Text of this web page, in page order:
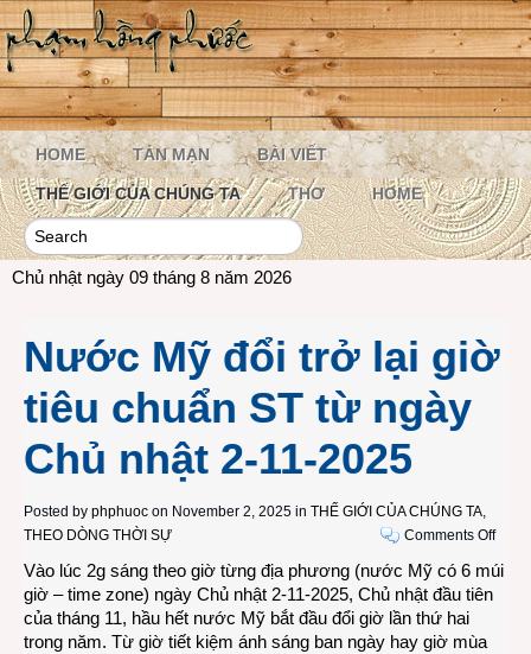
HOME TẢN MẠN BÀI VIẾT
THẾ GIỚI CỦA CHÚNG TA THƠ HOME
Chủ nhật ngày 09 tháng 8 năm 2026
Nước Mỹ đổi trở lại giờ
tiêu chuẩn ST từ ngày
Chủ nhật 2-11-2025
Posted by phphuoc on November 2, 2025 in THẾ GIỚI CỦA CHÚNG TA,
THEO DÒNG THỜI SỰ
Comments Offon
Mỹ
Vào lúc 2g sáng theo giờ từng địa phương (nước Mỹ có 6 múi
giờ – time zone) ngày Chủ nhật 2-11-2025, Chủ nhật đầu tiên
của tháng 11, hầu hết nước Mỹ bắt đầu đổi giờ lần thứ hai
trong năm. Từ giờ tiết kiệm ánh sáng ban ngày hay giờ mùa